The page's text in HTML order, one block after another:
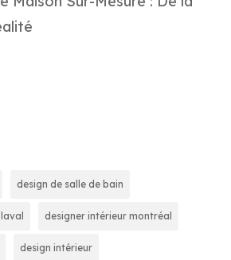
design de salle de bain
designer intérieur montréal
design intérieur